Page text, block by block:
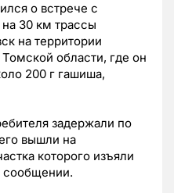
о встрече с
30 км трассы
на территории
области, где он
200 г гашиша,
задержали по
вышли на
которого изъяли
сообщении.